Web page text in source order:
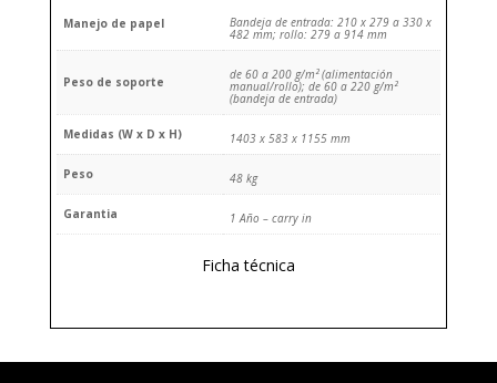
Manejo de papel Bandeja de entrada: 210 x 279 a 330 x
482 mm; rollo: 279 a 914 mm
Peso de soporte de 60 a 200 g/m² (alimentación
manual/rollo); de 60 a 220 g/m²
(bandeja de entrada)
Medidas (W x D x H) 1403 x 583 x 1155 mm
Peso 48 kg
Garantia 1 Año – carry in
Ficha técnica